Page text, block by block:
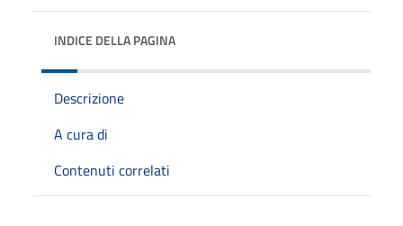
INDICE DELLA PAGINA
Descrizione
A cura di
Contenuti correlati